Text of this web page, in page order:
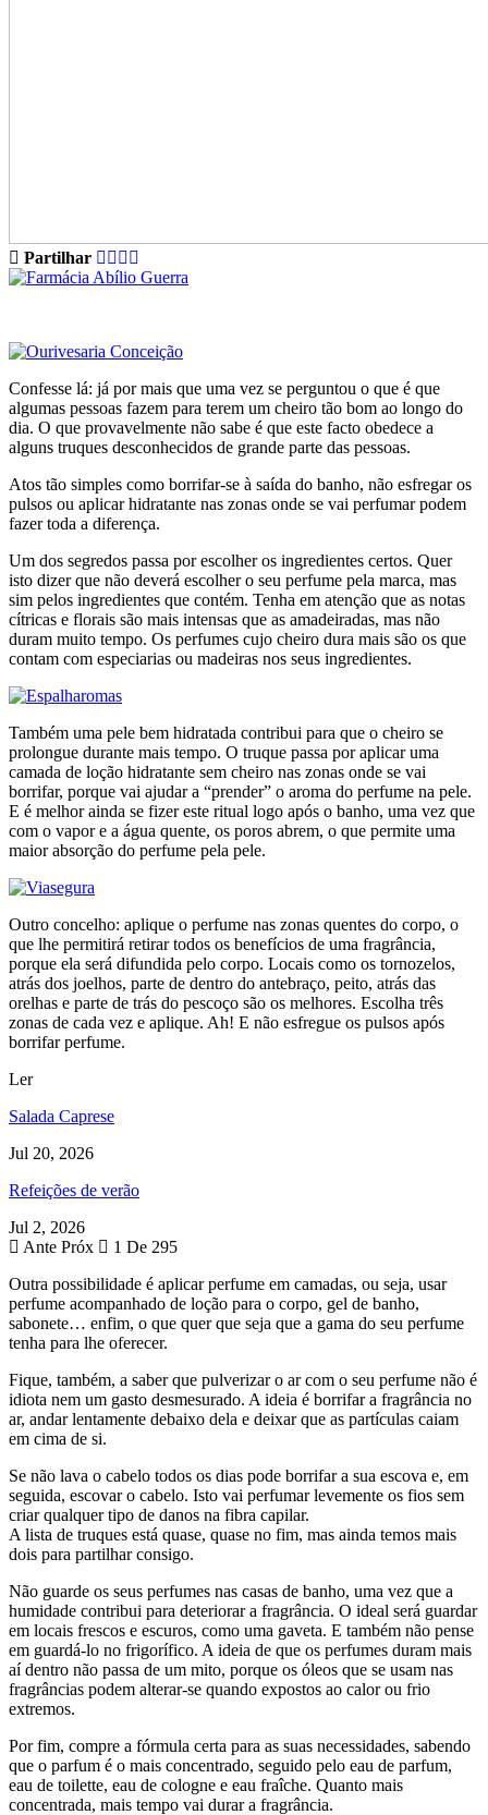
Partilhar
Confesse lá: já por mais que uma vez se perguntou o que é que
algumas pessoas fazem para terem um cheiro tão bom ao longo do
dia. O que provavelmente não sabe é que este facto obedece a
alguns truques desconhecidos de grande parte das pessoas.
Atos tão simples como borrifar-se à saída do banho, não esfregar os
pulsos ou aplicar hidratante nas zonas onde se vai perfumar podem
fazer toda a diferença.
Um dos segredos passa por escolher os ingredientes certos. Quer
isto dizer que não deverá escolher o seu perfume pela marca, mas
sim pelos ingredientes que contém. Tenha em atenção que as notas
cítricas e florais são mais intensas que as amadeiradas, mas não
duram muito tempo. Os perfumes cujo cheiro dura mais são os que
contam com especiarias ou madeiras nos seus ingredientes.
Também uma pele bem hidratada contribui para que o cheiro se
prolongue durante mais tempo. O truque passa por aplicar uma
camada de loção hidratante sem cheiro nas zonas onde se vai
borrifar, porque vai ajudar a “prender” o aroma do perfume na pele.
E é melhor ainda se fizer este ritual logo após o banho, uma vez que
com o vapor e a água quente, os poros abrem, o que permite uma
maior absorção do perfume pela pele.
Outro concelho: aplique o perfume nas zonas quentes do corpo, o
que lhe permitirá retirar todos os benefícios de uma fragrância,
porque ela será difundida pelo corpo. Locais como os tornozelos,
atrás dos joelhos, parte de dentro do antebraço, peito, atrás das
orelhas e parte de trás do pescoço são os melhores. Escolha três
zonas de cada vez e aplique. Ah! E não esfregue os pulsos após
borrifar perfume.
Ler
Salada Caprese
Jul 20, 2026
Refeições de verão
Jul 2, 2026
Ante Próx
1 De 295
Outra possibilidade é aplicar perfume em camadas, ou seja, usar
perfume acompanhado de loção para o corpo, gel de banho,
sabonete… enfim, o que quer que seja que a gama do seu perfume
tenha para lhe oferecer.
Fique, também, a saber que pulverizar o ar com o seu perfume não é
idiota nem um gasto desmesurado. A ideia é borrifar a fragrância no
ar, andar lentamente debaixo dela e deixar que as partículas caiam
em cima de si.
Se não lava o cabelo todos os dias pode borrifar a sua escova e, em
seguida, escovar o cabelo. Isto vai perfumar levemente os fios sem
criar qualquer tipo de danos na fibra capilar.
A lista de truques está quase, quase no fim, mas ainda temos mais
dois para partilhar consigo.
Não guarde os seus perfumes nas casas de banho, uma vez que a
humidade contribui para deteriorar a fragrância. O ideal será guardar
em locais frescos e escuros, como uma gaveta. E também não pense
em guardá-lo no frigorífico. A ideia de que os perfumes duram mais
aí dentro não passa de um mito, porque os óleos que se usam nas
fragrâncias podem alterar-se quando expostos ao calor ou frio
extremos.
Por fim, compre a fórmula certa para as suas necessidades, sabendo
que o parfum é o mais concentrado, seguido pelo eau de parfum,
eau de toilette, eau de cologne e eau fraîche. Quanto mais
concentrada, mais tempo vai durar a fragrância.